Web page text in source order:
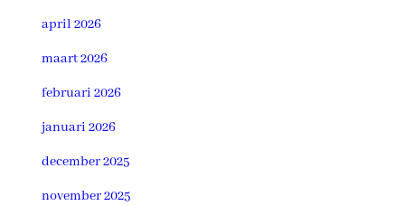
april 2026
maart 2026
februari 2026
januari 2026
december 2025
november 2025